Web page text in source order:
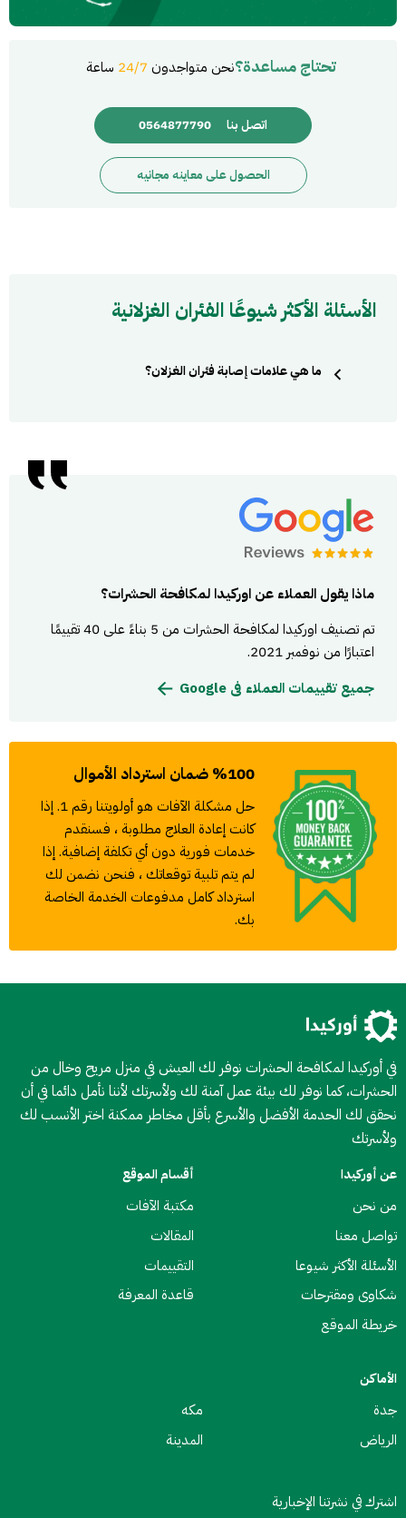
تحتاج مساعدة؟نحن متواجدون 24/7 ساعة
اتصل بنا 0564877790
الحصول على معاينه مجانيه
الأسئلة الأكثر شيوعًا الفئران الغزلانية
ما هي علامات إصابة فئران الغزلان؟
المساء
ماذا يقول العملاء عن اوركيدا لمكافحة الحشرات؟
تم تصنيف اوركيدا لمكافحة الحشرات من 5 بناءً على 40 تقييمًا
اعتبارًا من نوفمبر 2021.
جميع تقييمات العملاء فى Google
%100 ضمان استرداد الأموال
حل مشكلة الآفات هو أولويتنا رقم 1. إذا
كانت إعادة العلاج مطلوبة ، فسنقدم
خدمات فورية دون أي تكلفة إضافية. إذا
لم يتم تلبية توقعاتك ، فنحن نضمن لك
استرداد كامل مدفوعات الخدمة الخاصة
بك.
في أوركيدا لمكافحة الحشرات نوفر لك العيش في منزل مريح وخال من
الحشرات، كما نوفر لك بيئة عمل آمنة لك ولأسرتك لأننا نأمل دائما في أن
نحقق لك الحدمة الأفضل والأسرع بأقل مخاطر ممكنة اختر الأنسب لك
ولأسرتك
عن أوركيدا
من نحن
تواصل معنا
الأسئلة الأكثر شيوعا
شكاوى ومقترحات
خريطة الموقع
أقسام الموقع
مكتبة الآفات
المقالات
التقييمات
قاعدة المعرفة
الأماكن
جدة
مكه
الرياض
المدينة
اشترك في نشرتنا الإخبارية